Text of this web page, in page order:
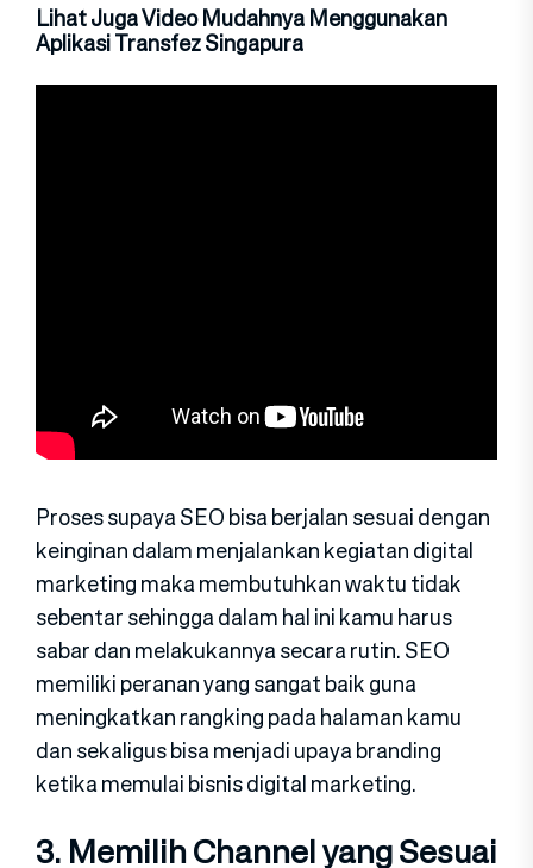
Lihat Juga Video Mudahnya Menggunakan
Aplikasi Transfez Singapura
Proses supaya SEO bisa berjalan sesuai dengan
keinginan dalam menjalankan kegiatan digital
marketing maka membutuhkan waktu tidak
sebentar sehingga dalam hal ini kamu harus
sabar dan melakukannya secara rutin. SEO
memiliki peranan yang sangat baik guna
meningkatkan rangking pada halaman kamu
dan sekaligus bisa menjadi upaya branding
ketika memulai bisnis digital marketing.
3. Memilih Channel yang Sesuai